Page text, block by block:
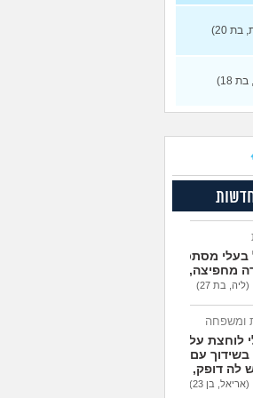
0
0
2
עצות
בת 20)
18)
מסתכל
מחפיצה, מה
(ליה, בת 27)
ומשפחה
עליי
עם כל
לה דופק, מה
(אריאל, בן 23)